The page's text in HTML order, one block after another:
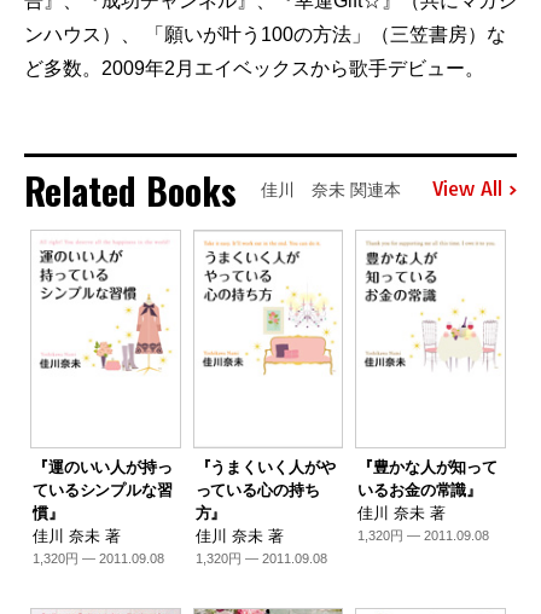
ンハウス）、 「願いが叶う100の方法」（三笠書房）な
ど多数。2009年2月エイベックスから歌手デビュー。
Related Books 佳川 奈未 関連本 View All
『運のいい人が持っ
ているシンプルな習
慣』
佳川 奈未 著
1,320円 — 2011.09.08
『うまくいく人がや
っている心の持ち
方』
佳川 奈未 著
1,320円 — 2011.09.08
『豊かな人が知って
いるお金の常識』
佳川 奈未 著
1,320円 — 2011.09.08